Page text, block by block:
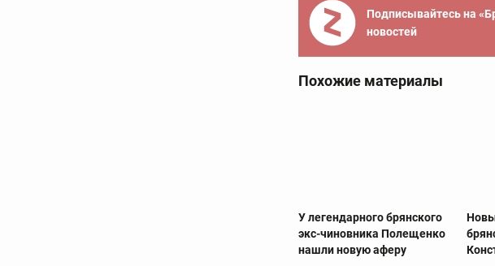
Подписывайтесь на
новостей
Похожие материалы
У легендарного брянского
экс-чиновника Полещенко
нашли новую аферу